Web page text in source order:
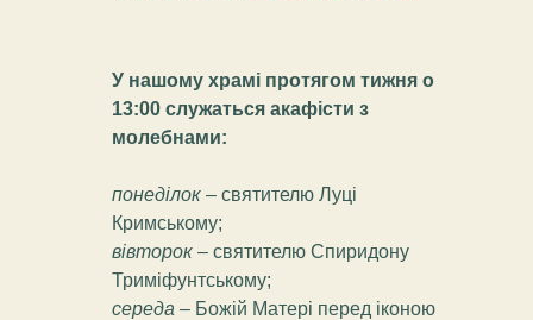
У нашому храмі протягом тижня о
13:00 служаться акафісти з
молебнами:
понеділок – святителю Луці
Кримському;
вівторок – святителю Спиридону
Триміфунтському;
середа – Божій Матері перед іконою